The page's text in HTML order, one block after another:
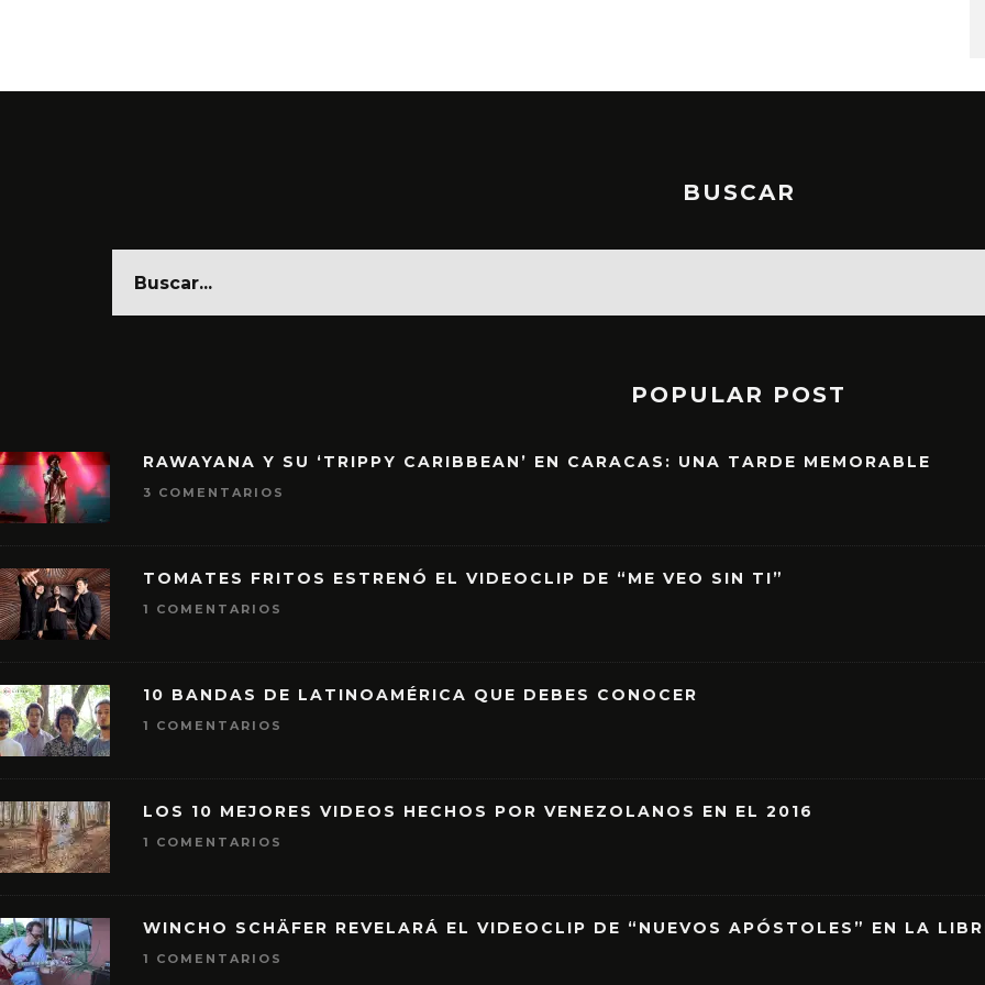
BUSCAR
POPULAR POST
RAWAYANA Y SU ‘TRIPPY CARIBBEAN’ EN CARACAS: UNA TARDE MEMORABLE
3 COMENTARIOS
TOMATES FRITOS ESTRENÓ EL VIDEOCLIP DE “ME VEO SIN TI”
1 COMENTARIOS
10 BANDAS DE LATINOAMÉRICA QUE DEBES CONOCER
1 COMENTARIOS
LOS 10 MEJORES VIDEOS HECHOS POR VENEZOLANOS EN EL 2016
1 COMENTARIOS
WINCHO SCHÄFER REVELARÁ EL VIDEOCLIP DE “NUEVOS APÓSTOLES” EN LA
1 COMENTARIOS